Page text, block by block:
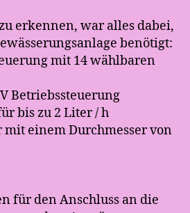
erkennen, war alles dabei,
benötigt:
mit 14 wählbaren
Betriebssteuerung
bis zu 2 Liter / h
einem Durchmesser von
für den Anschluss an die